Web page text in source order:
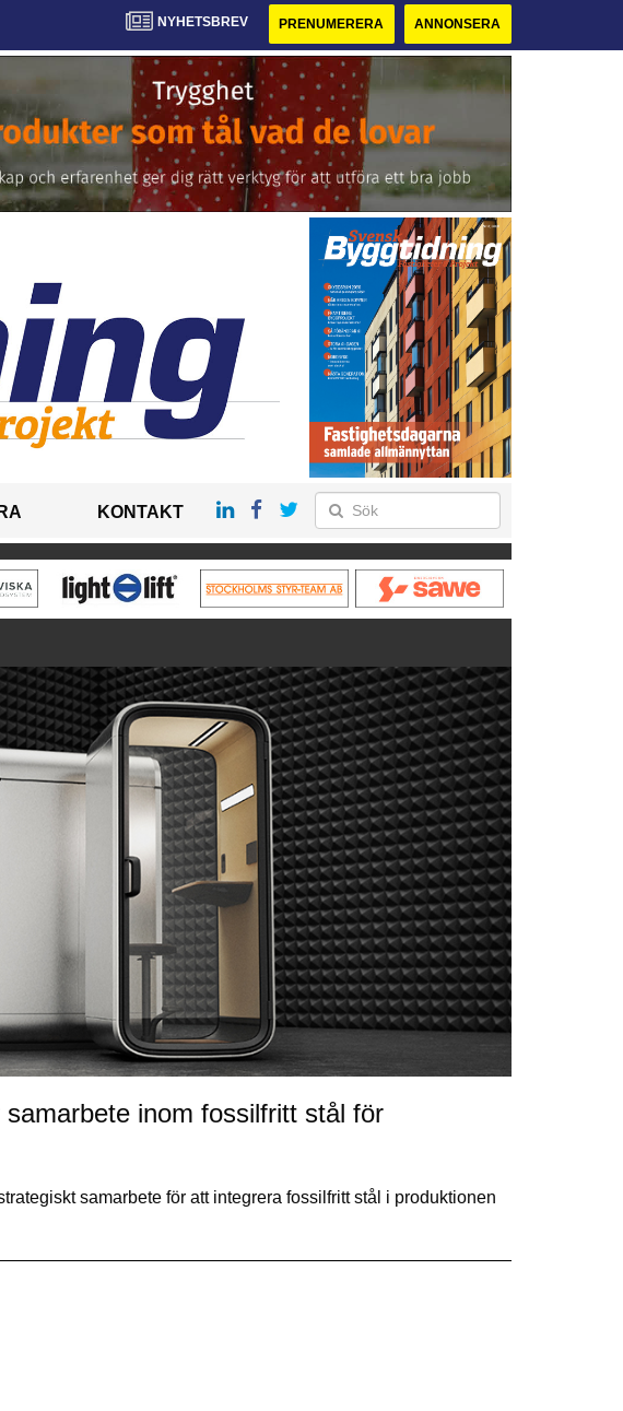
NYHETSBREV PRENUMERERA ANNONSERA
KONTAKT
inom fossilfritt stål för
samarbete för att integrera fossilfritt stål i produktionen